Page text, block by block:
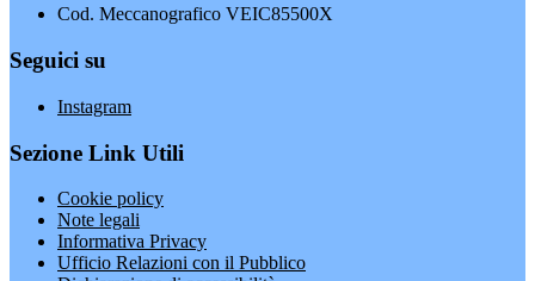
Cod. Meccanografico VEIC85500X
Seguici su
Instagram
Sezione Link Utili
Cookie policy
Note legali
Informativa Privacy
Ufficio Relazioni con il Pubblico